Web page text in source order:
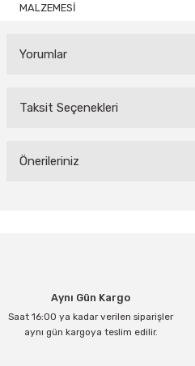
MALZEMESİ
Yorumlar
Bu ürüne ilk
Taksit Seçenekleri
Önerileriniz
Ürün açıklamasında eksik bilgiler
Ürün bilgilerinde hatalar bulunuyor.
Aynı Gün Kargo
Saat 16:00 ya kadar verilen siparişler
aynı gün kargoya teslim edilir.